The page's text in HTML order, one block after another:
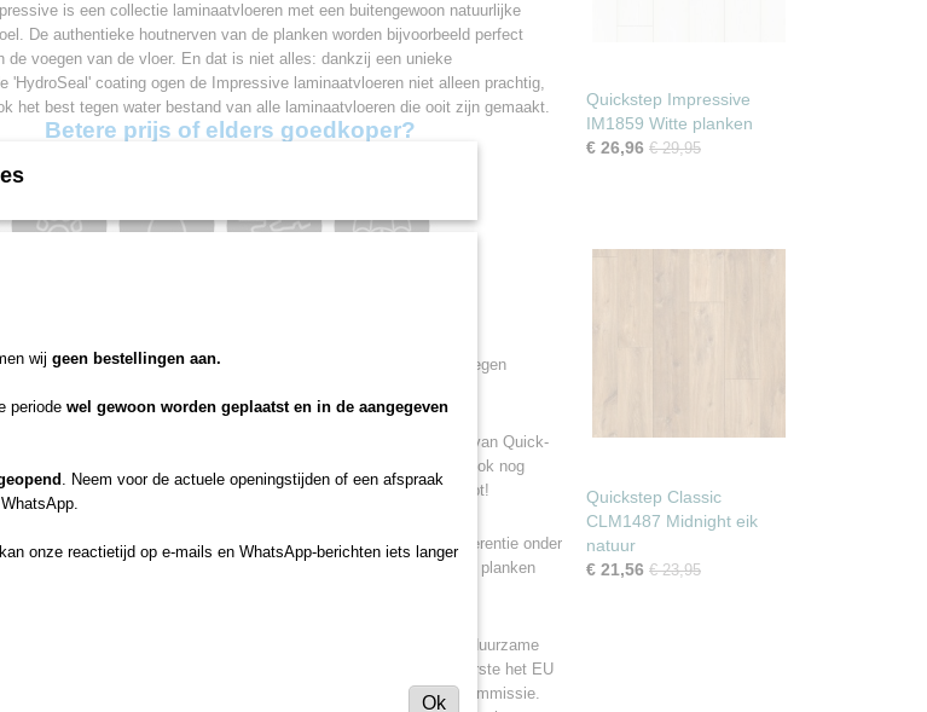
Geschikt
Scratch guard technologie
is een collectie laminaatvloeren met een buitengewoon natuurlijke
De authentieke houtnerven van de planken worden bijvoorbeeld perfect
de voegen van de vloer. En dat is niet alles: dankzij een unieke
'HydroSeal' coating ogen de Impressive laminaatvloeren niet alleen prachtig,
het best tegen water bestand van alle laminaatvloeren die ooit zijn gemaakt.
Betere prijs of elders goedkoper?
met Scratch Guard-technologie zijn tot 10 keer beter bestand tegen
vochtproblemen door te kiezen voor een waterbestendige vloer van Quick-
zien er niet alleen uitzonderlijk stijlvol en natuurlijk uit, ze zijn ook nog
waardoor schoonmaken gemakkelijker dan ooit verloopt!
uitvinder van het Uniclic-plaatsingssysteem, dat inmiddels dé referentie onder
is. Gebruik het revolutionaire en gepatenteerde kliksysteem om je planken
keuze
Step is kiezen voor een mooie, hoogwaardige vloer die op een duurzame
wordt. Het bewijs? Quick-Step laminaatvloeren kregen als eerste het EU
voor ecologische kwaliteit geïntroduceerd door de Europese Commissie.
Quickstep Impressive
IM1859 Witte planken
€ 26,96 € 29,95
Quickstep Classic
CLM1487 Midnight eik
natuur
€ 21,56 € 23,95
wij geen bestellingen aan.
periode wel gewoon worden geplaatst en in de aangegeven
. Neem voor de actuele openingstijden of een afspraak
onze reactietijd op e-mails en WhatsApp-berichten iets langer
Ok